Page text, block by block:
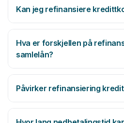
for deg
Lavere rente enn kredittkort —
%
Kan jeg refinansiere
Hva er forskjellen på
samlelån?
Påvirker refinansiering